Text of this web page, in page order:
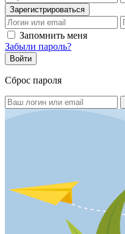
Запомнить меня
Забыли пароль?
Сброс пароля